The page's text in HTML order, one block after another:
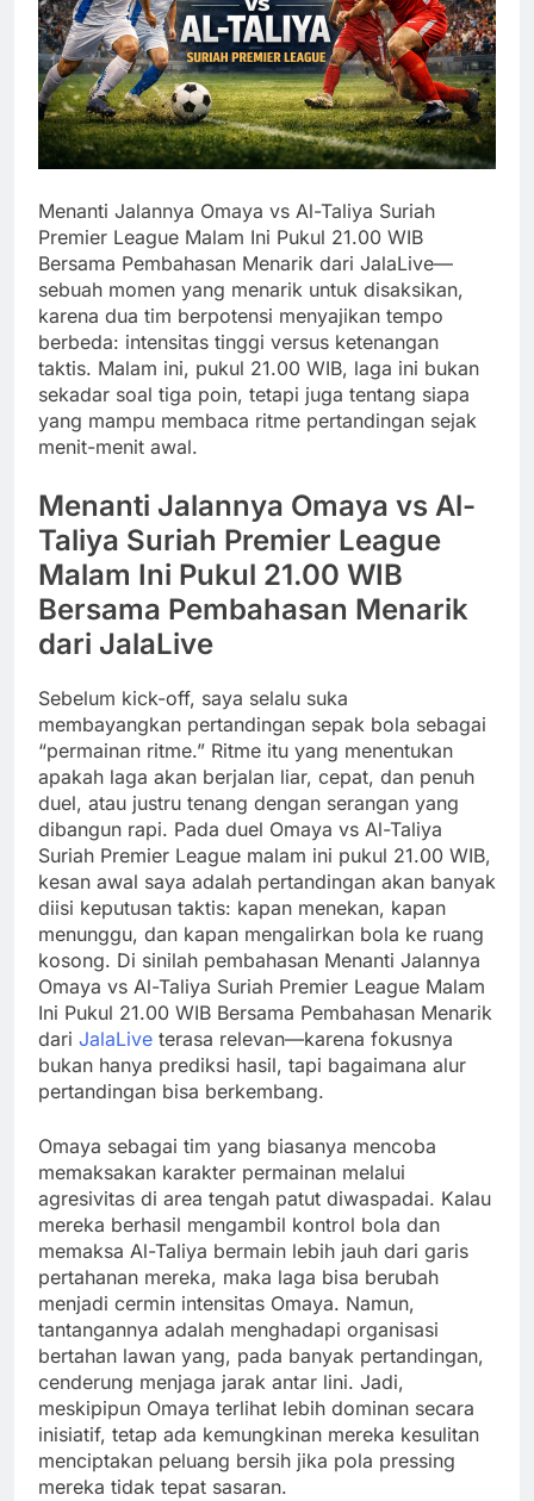
Menanti Jalannya Omaya vs Al-Taliya Suriah
Premier League Malam Ini Pukul 21.00 WIB
Bersama Pembahasan Menarik dari JalaLive—
sebuah momen yang menarik untuk disaksikan,
karena dua tim berpotensi menyajikan tempo
berbeda: intensitas tinggi versus ketenangan
taktis. Malam ini, pukul 21.00 WIB, laga ini bukan
sekadar soal tiga poin, tetapi juga tentang siapa
yang mampu membaca ritme pertandingan sejak
menit-menit awal.
Menanti Jalannya Omaya vs Al-
Taliya Suriah Premier League
Malam Ini Pukul 21.00 WIB
Bersama Pembahasan Menarik
dari JalaLive
Sebelum kick-off, saya selalu suka
membayangkan pertandingan sepak bola sebagai
“permainan ritme.” Ritme itu yang menentukan
apakah laga akan berjalan liar, cepat, dan penuh
duel, atau justru tenang dengan serangan yang
dibangun rapi. Pada duel Omaya vs Al-Taliya
Suriah Premier League malam ini pukul 21.00 WIB,
kesan awal saya adalah pertandingan akan banyak
diisi keputusan taktis: kapan menekan, kapan
menunggu, dan kapan mengalirkan bola ke ruang
kosong. Di sinilah pembahasan Menanti Jalannya
Omaya vs Al-Taliya Suriah Premier League Malam
Ini Pukul 21.00 WIB Bersama Pembahasan Menarik
dari JalaLive terasa relevan—karena fokusnya
bukan hanya prediksi hasil, tapi bagaimana alur
pertandingan bisa berkembang.
Omaya sebagai tim yang biasanya mencoba
memaksakan karakter permainan melalui
agresivitas di area tengah patut diwaspadai. Kalau
mereka berhasil mengambil kontrol bola dan
memaksa Al-Taliya bermain lebih jauh dari garis
pertahanan mereka, maka laga bisa berubah
menjadi cermin intensitas Omaya. Namun,
tantangannya adalah menghadapi organisasi
bertahan lawan yang, pada banyak pertandingan,
cenderung menjaga jarak antar lini. Jadi,
meskipipun Omaya terlihat lebih dominan secara
inisiatif, tetap ada kemungkinan mereka kesulitan
menciptakan peluang bersih jika pola pressing
mereka tidak tepat sasaran.